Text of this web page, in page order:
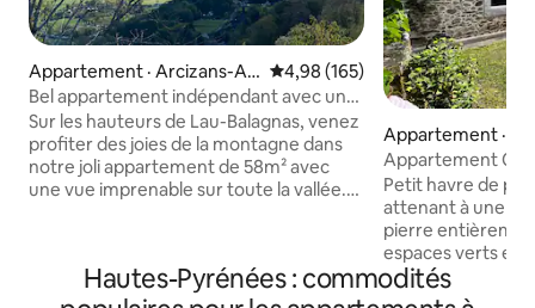
Appartement · Arcizans-Av
ant
Note moyenne de 4,98 sur 5,
4,98 (165)
Bel appartement indépendant avec une
superbe vue !
Sur les hauteurs de Lau-Balagnas, venez
profiter des joies de la montagne dans
notre joli appartement de 58m² avec
une vue imprenable sur toute la vallée.
ludique ,de son casino et de son marché
hebdomadaire. A seulement 17 kms se
Appartement ·
Appartement
portes de Lourdes
Petit havre de
attenant à une
pierre entièrement
espaces verts et
invitation à des
Vous arriverez
Hautes-Pyrénées : commodités